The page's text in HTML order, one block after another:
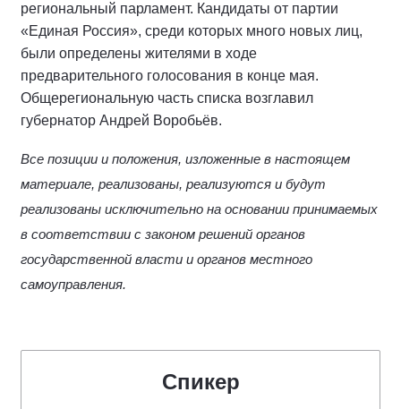
региональный парламент. Кандидаты от партии
«Единая Россия», среди которых много новых лиц,
были определены жителями в ходе
предварительного голосования в конце мая.
Общерегиональную часть списка возглавил
губернатор Андрей Воробьёв.
Все позиции и положения, изложенные в настоящем
материале, реализованы, реализуются и будут
реализованы исключительно на основании принимаемых
в соответствии с законом решений органов
государственной власти и органов местного
самоуправления.
Спикер